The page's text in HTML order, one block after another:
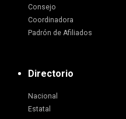
Consejo
Coordinadora
Padrón de Afiliados
Directorio
Nacional
Estatal